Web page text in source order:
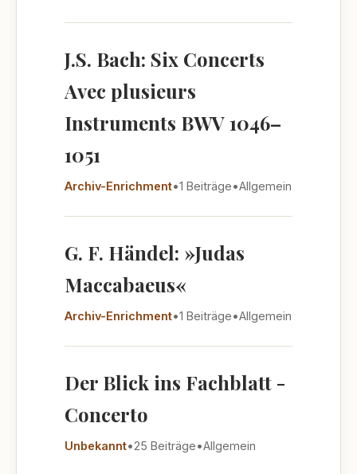
J.S. Bach: Six Concerts
Avec plusieurs
Instruments BWV 1046–
1051
Archiv-Enrichment•1 Beiträge•Allgemein
G. F. Händel: »Judas
Maccabaeus«
Archiv-Enrichment•1 Beiträge•Allgemein
Der Blick ins Fachblatt -
Concerto
Unbekannt•25 Beiträge•Allgemein